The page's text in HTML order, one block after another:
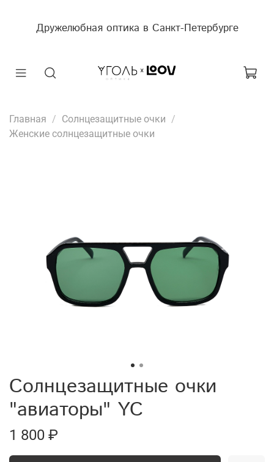
Дружелюбная оптика в Санкт-Петербурге
Главная
Солнцезащитные очки
Женские солнцезащитные очки
Солнцезащитные очки
"авиаторы" YC
1 800 ₽